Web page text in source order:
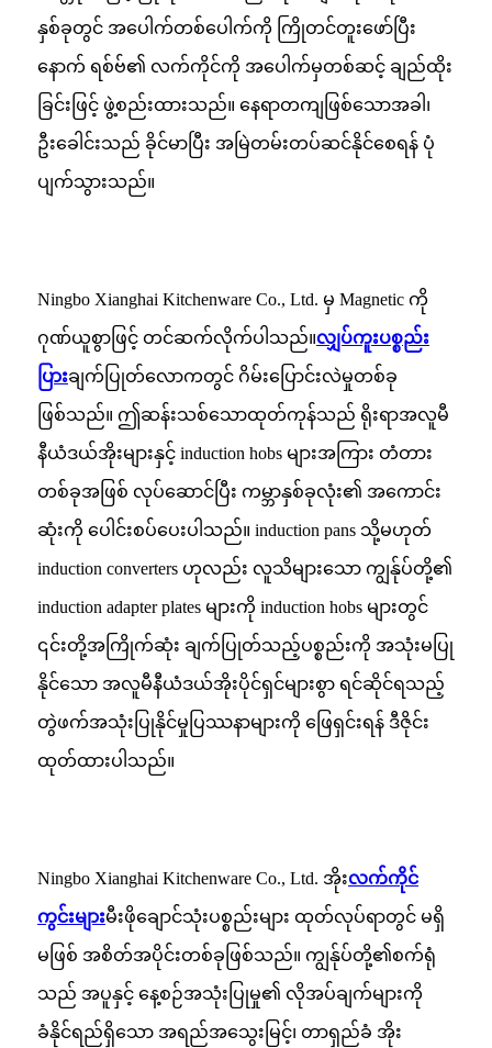
နှစ်ခုတွင် အပေါက်တစ်ပေါက်ကို ကြိုတင်တူးဖော်ပြီး
နောက် ရစ်ဗ်၏ လက်ကိုင်ကို အပေါက်မှတစ်ဆင့် ချည်ထိုး
ခြင်းဖြင့် ဖွဲ့စည်းထားသည်။ နေရာတကျဖြစ်သောအခါ၊
ဦးခေါင်းသည် ခိုင်မာပြီး အမြဲတမ်းတပ်ဆင်နိုင်စေရန် ပုံ
ပျက်သွားသည်။
Ningbo Xianghai Kitchenware Co., Ltd. မှ Magnetic ကို
ဂုဏ်ယူစွာဖြင့် တင်ဆက်လိုက်ပါသည်။လျှပ်ကူးပစ္စည်း
ပြားချက်ပြုတ်လောကတွင် ဂိမ်းပြောင်းလဲမှုတစ်ခု
ဖြစ်သည်။ ဤဆန်းသစ်သောထုတ်ကုန်သည် ရိုးရာအလူမီ
နီယံဒယ်အိုးများနှင့် induction hobs များအကြား တံတား
တစ်ခုအဖြစ် လုပ်ဆောင်ပြီး ကမ္ဘာနှစ်ခုလုံး၏ အကောင်း
ဆုံးကို ပေါင်းစပ်ပေးပါသည်။ induction pans သို့မဟုတ်
induction converters ဟုလည်း လူသိများသော ကျွန်ုပ်တို့၏
induction adapter plates များကို induction hobs များတွင်
၎င်းတို့အကြိုက်ဆုံး ချက်ပြုတ်သည့်ပစ္စည်းကို အသုံးမပြု
နိုင်သော အလူမီနီယံဒယ်အိုးပိုင်ရှင်များစွာ ရင်ဆိုင်ရသည့်
တွဲဖက်အသုံးပြုနိုင်မှုပြဿနာများကို ဖြေရှင်းရန် ဒီဇိုင်း
ထုတ်ထားပါသည်။
Ningbo Xianghai Kitchenware Co., Ltd. အိုးလက်ကိုင်
ကွင်းများမီးဖိုချောင်သုံးပစ္စည်းများ ထုတ်လုပ်ရာတွင် မရှိ
မဖြစ် အစိတ်အပိုင်းတစ်ခုဖြစ်သည်။ ကျွန်ုပ်တို့၏စက်ရုံ
သည် အပူနှင့် နေ့စဉ်အသုံးပြုမှု၏ လိုအပ်ချက်များကို
ခံနိုင်ရည်ရှိသော အရည်အသွေးမြင့်၊ တာရှည်ခံ အိုး